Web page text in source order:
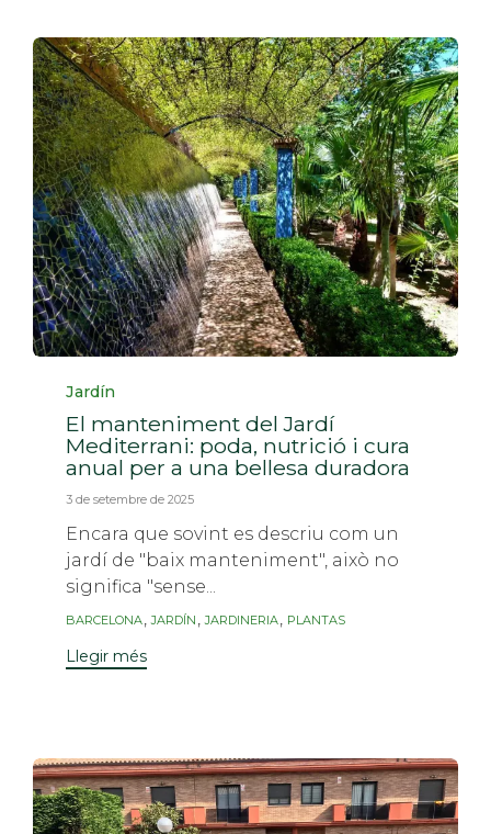
Categoria
Jardín
El manteniment del Jardí
Mediterrani: poda, nutrició i cura
anual per a una bellesa duradora
3 de setembre de 2025
Encara que sovint es descriu com un
jardí de "baix manteniment", això no
significa "sense...
Etiquetes
BARCELONA,JARDÍN ,JARDINERIA, PLANTAS
Llegir més